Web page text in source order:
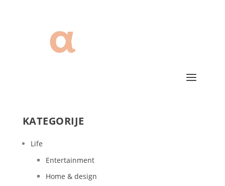
KATEGORIJE
Life
Entertainment
Home & design